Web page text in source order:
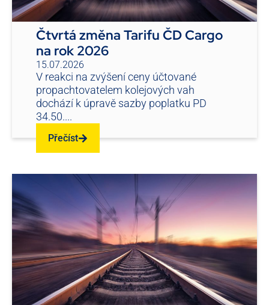
Čtvrtá změna Tarifu ČD Cargo
na rok 2026
15.07.2026
V reakci na zvýšení ceny účtované
propachtovatelem kolejových vah
dochází k úpravě sazby poplatku PD
34.50....
Přečíst